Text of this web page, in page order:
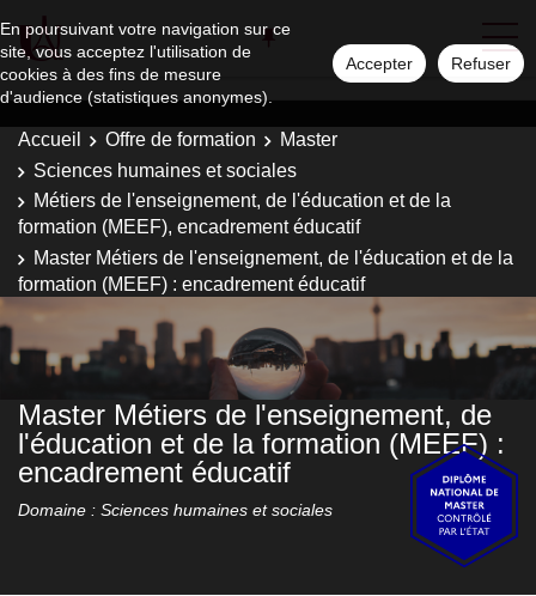
En poursuivant votre navigation sur ce
site, vous acceptez l'utilisation de
cookies à des fins de mesure
d'audience (statistiques anonymes).
Accepter Refuser
Accueil Offre de formation
Master
Sciences humaines et sociales
Métiers de l'enseignement, de l'éducation et de la
formation (MEEF), encadrement éducatif
Master Métiers de l'enseignement, de l'éducation et de la
formation (MEEF) : encadrement éducatif
Master Métiers de l'enseignement, de
l'éducation et de la formation (MEEF) :
encadrement éducatif
Domaine : Sciences humaines et sociales